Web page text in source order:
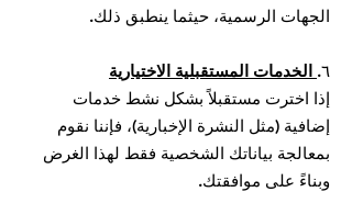
الجهات الرسمية، حيثما ينطبق ذلك.
٦. الخدمات المستقبلية الاختيارية
إذا اخترت مستقبلاً بشكل نشط خدمات
إضافية (مثل النشرة الإخبارية)، فإننا نقوم
بمعالجة بياناتك الشخصية فقط لهذا الغرض
وبناءً على موافقتك.